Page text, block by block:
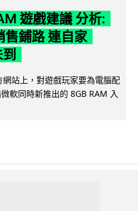
遊戲建議 分析:
鋪路 連自家
站上，對遊戲玩家要為電腦配
軟同時新推出的 8GB RAM 入